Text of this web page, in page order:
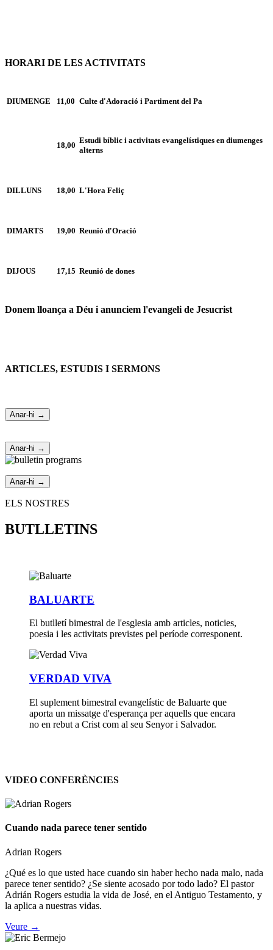
HORARI DE LES ACTIVITATS
DIUMENGE 11,00 Culte d'Adoració i Partiment del Pa
18,00
Estudi bíblic i activitats evangelístiques en diumenges
alterns
DILLUNS 18,00 L'Hora Feliç
DIMARTS 19,00 Reunió d'Oració
DIJOUS 17,15 Reunió de dones
Donem lloança a Déu i anunciem l'evangeli de Jesucrist
ARTICLES, ESTUDIS I SERMONS
Anar-hi →
Anar-hi →
Anar-hi →
ELS NOSTRES
BUTLLETINS
BALUARTE
El butlletí bimestral de l'esglesia amb articles, noticies,
poesia i les activitats previstes pel període corresponent.
VERDAD VIVA
El suplement bimestral evangelístic de Baluarte que
aporta un missatge d'esperança per aquells que encara
no en rebut a Crist com al seu Senyor i Salvador.
VIDEO CONFERÈNCIES
Cuando nada parece tener sentido
Adrian Rogers
¿Qué es lo que usted hace cuando sin haber hecho nada malo, nada
parece tener sentido? ¿Se siente acosado por todo lado? El pastor
Adrián Rogers estudia la vida de José, en el Antiguo Testamento, y
la aplica a nuestras vidas.
Veure →